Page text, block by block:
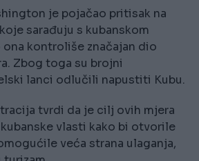
je pojačao pritisak na
sarađuju s kubanskom
ona kontroliše značajan dio
Zbog toga su brojni
lanci odlučili napustiti Kubu.
tvrdi da je cilj ovih mjera
vlasti kako bi otvorile
veća strana ulaganja,